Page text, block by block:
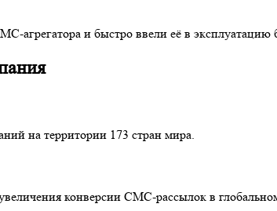
агрегатора и быстро ввели её в эксплуатацию
на территории 173 стран мира.
конверсии СМС-рассылок в